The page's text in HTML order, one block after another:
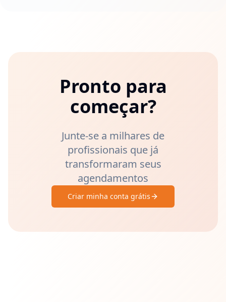
Pronto para
começar?
Junte-se a milhares de
profissionais que já
transformaram seus
agendamentos
Criar minha conta grátis